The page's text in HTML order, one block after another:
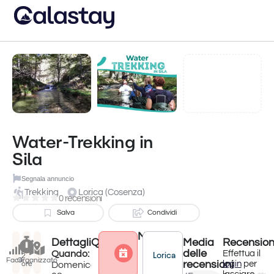
Water-Trekking in
Sila
Segnala annuncio
Trekking Lorica (Cosenza)
0 recensioni
Salva Condividi
Facile
2
ore
Organizzato
Dettagli
Quando:
Domenica
Quando?
Attività terminata
Meteo
Lorica Thursday
Media
delle
recensioni
Effettua il
login per